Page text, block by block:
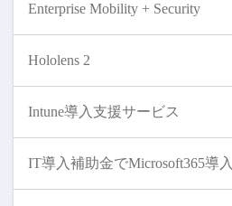
Enterprise Mobility + Security
Hololens 2
Intune導入支援サービス
IT導入補助金でMicrosoft365導入